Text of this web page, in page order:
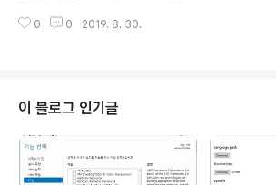
에서 마우스 오른쪽 버튼을 클릭하여 내보내기를 선택한
0 0 2019. 8. 30.
이 블로그 인기글